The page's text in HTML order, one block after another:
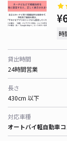
時
貸出時間
24時間営業
長さ
430cm 以下
対応車種
オートバイ軽自動車